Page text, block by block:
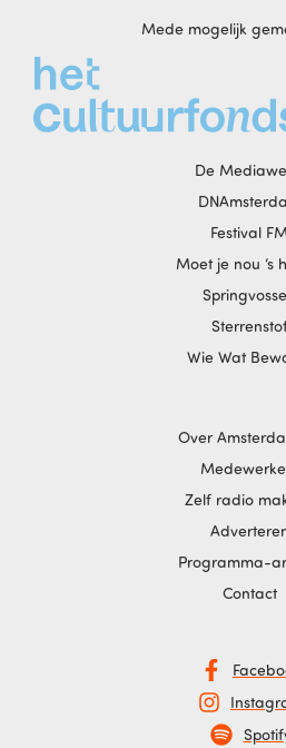
Mede mogelijk
De
Festival
Moet je nou ‘s
Wie Wat
Over
Zelf radio
Programma-
Contact